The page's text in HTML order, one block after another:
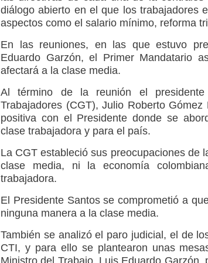
diálogo abierto en el que los trabajadores
aspectos como el salario mínimo, reforma
En las reuniones, en las que estuvo
Eduardo Garzón, el Primer Mandatario
afectará a la clase media.
Al término de la reunión el
Trabajadores (CGT), Julio Roberto
positiva con el Presidente donde se
clase trabajadora y para el país.
La CGT estableció sus preocupaciones de
clase media, ni la economía
trabajadora.
El Presidente Santos se comprometió a
ninguna manera a la clase media.
También se analizó el paro judicial, el de
CTI, y para ello se plantearon unas